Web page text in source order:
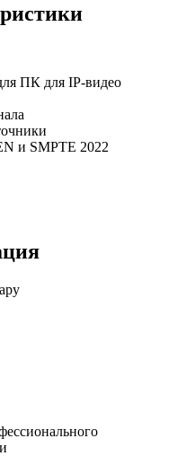
ПК для IP-видео
и SMPTE 2022